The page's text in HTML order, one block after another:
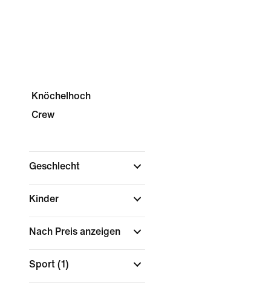
Knöchelhoch
Crew
Geschlecht
Kinder
Nach Preis anzeigen
Sport (1)